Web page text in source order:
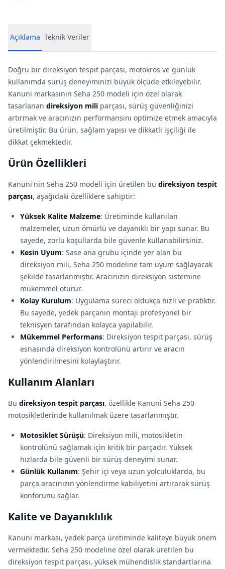
Açıklama Teknik Veriler
Doğru bir direksiyon tespit parçası, motokros ve günlük
kullanımda sürüş deneyiminizi büyük ölçüde etkileyebilir.
Kanuni markasının Seha 250 modeli için özel olarak
tasarlanan direksiyon mili parçası, sürüş güvenliğinizi
artırmak ve aracınızın performansını optimize etmek amacıyla
üretilmiştir. Bu ürün, sağlam yapısı ve dikkatli işçiliği ile
dikkat çekmektedir.
Ürün Özellikleri
Kanuni'nin Seha 250 modeli için üretilen bu direksiyon tespit
parçası, aşağıdaki özelliklere sahiptir:
Yüksek Kalite Malzeme: Üretiminde kullanılan
malzemeler, uzun ömürlü ve dayanıklı bir yapı sunar. Bu
sayede, zorlu koşullarda bile güvenle kullanabilirsiniz.
Kesin Uyum: Sase ana grubu içinde yer alan bu
direksiyon mili, Seha 250 modeline tam uyum sağlayacak
şekilde tasarlanmıştır. Aracınızın direksiyon sistemine
mükemmel oturur.
Kolay Kurulum: Uygulama süreci oldukça hızlı ve pratiktir.
Bu sayede, yedek parçanın montajı profesyonel bir
teknisyen tarafından kolayca yapılabilir.
Mükemmel Performans: Direksiyon tespit parçası, sürüş
esnasında direksiyon kontrolünü artırır ve aracın
yönlendirilmesini kolaylaştırır.
Kullanım Alanları
Bu direksiyon tespit parçası, özellikle Kanuni Seha 250
motosikletlerinde kullanılmak üzere tasarlanmıştır.
Motosiklet Sürüşü: Direksiyon mili, motosikletin
kontrolünü sağlamak için kritik bir parçadır. Yüksek
hızlarda bile güvenli bir sürüş deneyimi sunar.
Günlük Kullanım: Şehir içi veya uzun yolculuklarda, bu
parça aracınızın yönlendirme kabiliyetini artırarak sürüş
konforunu sağlar.
Kalite ve Dayanıklılık
Kanuni markası, yedek parça üretiminde kaliteye büyük önem
vermektedir. Seha 250 modeline özel olarak üretilen bu
direksiyon tespit parçası, yüksek mühendislik standartlarına